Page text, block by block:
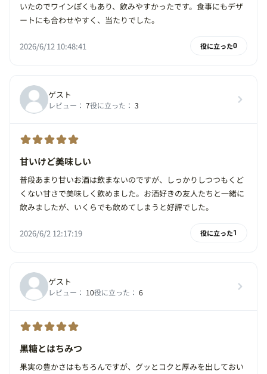
いたのでワインぽくもあり、飲みやすかったです。食事にもデザ
ートにも合わせやすく、当たりでした。
2026/6/12 10:48:41 役に立った0
ゲスト
レビュー： 7役に立った： 3
甘いけど美味しい
普段あまり甘いお酒は飲まないのですが、しっかりしつつもくど
くない甘さで美味しく飲めました。お酒好きの友人たちと一緒に
飲みましたが、いくらでも飲めてしまうと好評でした。
2026/6/2 12:17:19 役に立った1
ゲスト
レビュー： 10役に立った： 6
黒糖とはちみつ
果実の豊かさはもちろんですが、グッとコクと厚みを出しておい